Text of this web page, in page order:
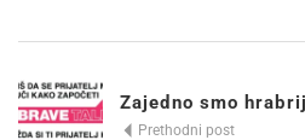
Zajedno smo
Prethodni post